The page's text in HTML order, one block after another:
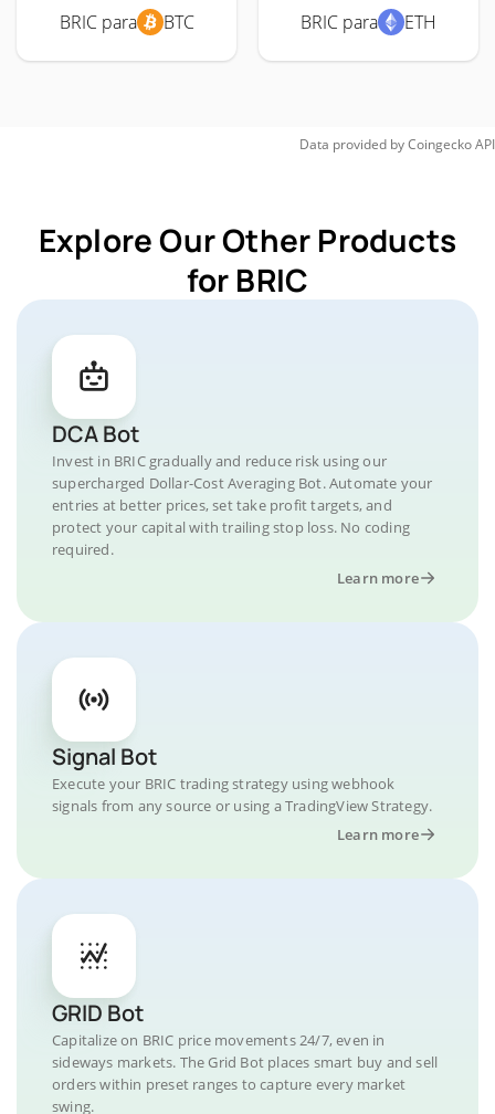
BRIC para BTC BRIC para ETH
Data provided byCoingeckoAPI
Explore Our Other Products
for BRIC
DCA Bot
Invest in BRIC gradually and reduce risk using our
supercharged Dollar-Cost Averaging Bot. Automate your
entries at better prices, set take profit targets, and
protect your capital with trailing stop loss. No coding
required.
Learn more
Signal Bot
Execute your BRIC trading strategy using webhook
signals from any source or using a TradingView Strategy.
Learn more
GRID Bot
Capitalize on BRIC price movements 24/7, even in
sideways markets. The Grid Bot places smart buy and sell
orders within preset ranges to capture every market
swing.